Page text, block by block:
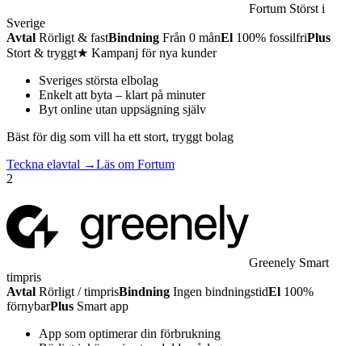
Fortum Störst i
Sverige
Avtal Rörligt & fastBindning Från 0 månEl 100% fossilfriPlus
Stort & tryggt★ Kampanj för nya kunder
Sveriges största elbolag
Enkelt att byta – klart på minuter
Byt online utan uppsägning själv
Bäst för dig som vill ha ett stort, tryggt bolag
Teckna elavtal →Läs om Fortum
2
Greenely Smart
timpris
Avtal Rörligt / timprisBindning Ingen bindningstidEl 100%
förnybarPlus Smart app
App som optimerar din förbrukning